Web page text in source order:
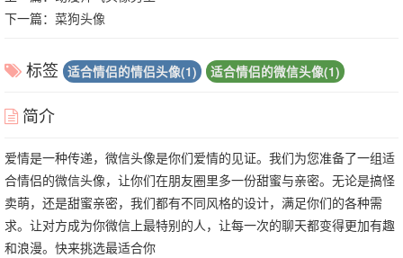
下一篇： 菜狗头像
标签 适合情侣的情侣头像(1) 适合情侣的微信头像(1)
简介
爱情是一种传递，微信头像是你们爱情的见证。我们为您准备了一组适
合情侣的微信头像，让你们在朋友圈里多一份甜蜜与亲密。无论是搞怪
卖萌，还是甜蜜亲密，我们都有不同风格的设计，满足你们的各种需
求。让对方成为你微信上最特别的人，让每一次的聊天都变得更加有趣
和浪漫。快来挑选最适合你